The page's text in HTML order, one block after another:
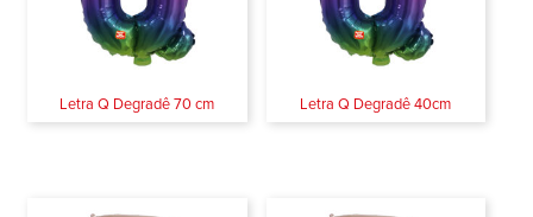
Letra Q Degradê 70 cm Letra Q Degradê 40cm